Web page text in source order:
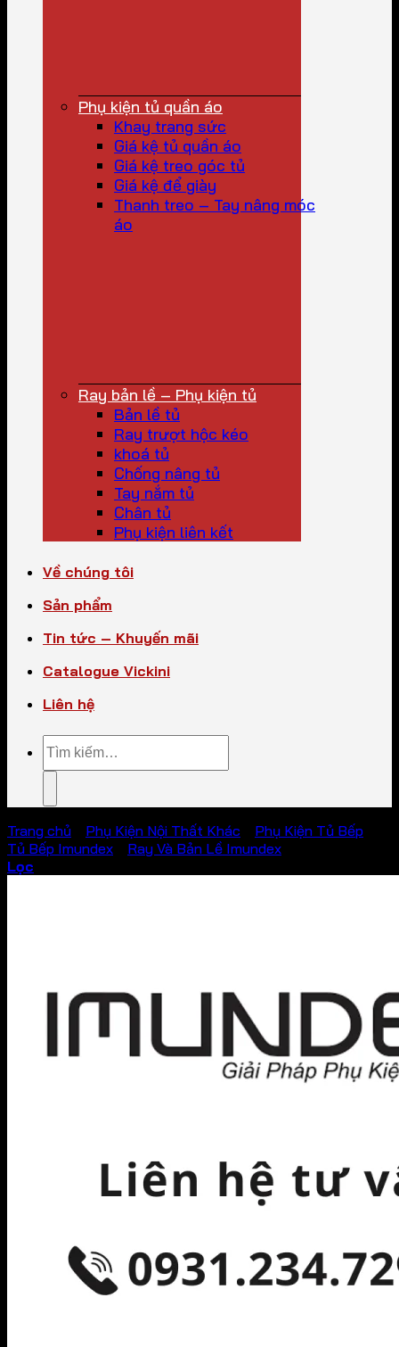
Phụ kiện tủ quần áo
Khay trang sức
Giá kệ tủ quần áo
Giá kệ treo góc tủ
Giá kệ để giày
Thanh treo – Tay nâng móc
áo
Ray bản lề – Phụ kiện tủ
Bản lề tủ
Ray trượt hộc kéo
khoá tủ
Chống nâng tủ
Tay nắm tủ
Chân tủ
Phụ kiện liên kết
Về chúng tôi
Sản phẩm
Tin tức – Khuyến mãi
Catalogue Vickini
Liên hệ
Tìm
kiếm:
Trang chủ Phụ Kiện Nội Thất Khác Phụ Kiện Tủ Bếp
Tủ Bếp Imundex
Ray Và Bản Lề Imundex
Lọc